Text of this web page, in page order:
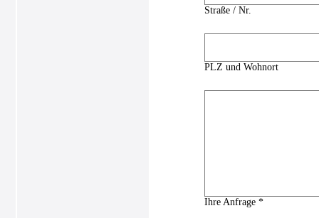
Straße / Nr.
PLZ und Wohnort
Ihre Anfrage *